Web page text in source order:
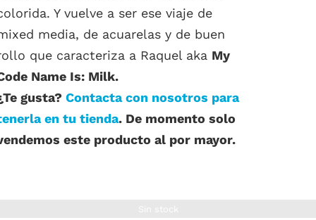
Y vuelve a ser ese viaje de
media, de acuarelas y de buen
que caracteriza a Raquel aka My
Name Is: Milk.
gusta?Contacta con nosotros para
en tu tienda. De momento solo
este producto al por mayor.